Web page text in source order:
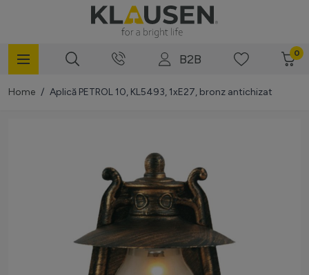
B2B 0
Home / Aplică PETROL 10, KL5493, 1xE27, bronz antichizat